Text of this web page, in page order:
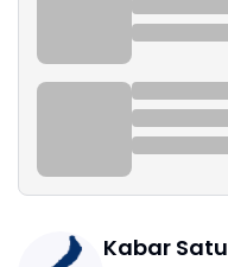
Kabar Satu